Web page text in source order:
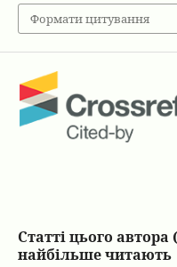
Формати цитування
Статті цього автора
найбільше читають